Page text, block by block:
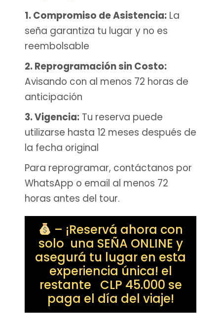
1. Compromiso de Asistencia: La
seña garantiza tu lugar y no es
reembolsable
2. Reprogramación sin Costo:
Avisando con al menos 72 horas de
anticipación
3. Vigencia: Tu reserva puede
utilizarse hasta 12 meses después de
la fecha original
Para reprogramar, contáctanos por
WhatsApp o email al menos 72
horas antes del tour.
– ¡Reservá ahora con
solo una SEÑA ONLINE y
asegurá tu lugar en esta
experiencia única! el
restante CLP 45.000 se
paga el día del viaje!